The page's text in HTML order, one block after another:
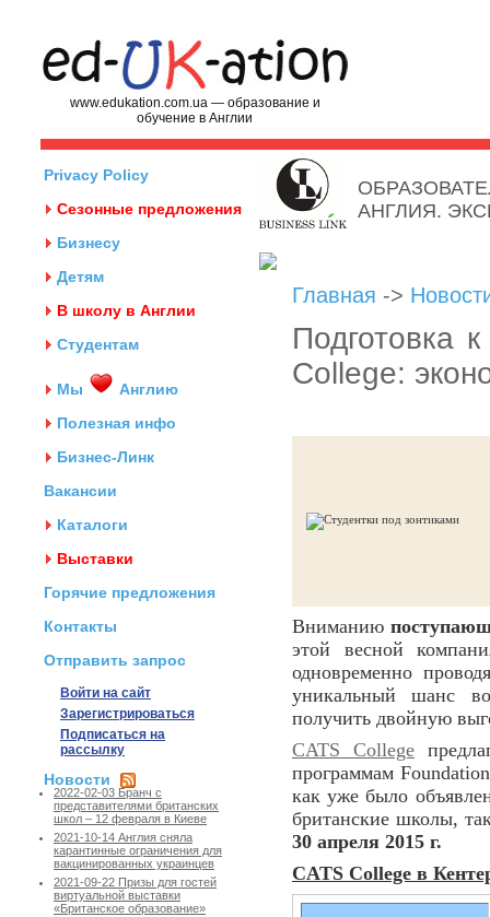
www.edukation.com.ua — образование и
обучение в Англии
Privacy Policy
Сезонные предложения
Бизнесу
Детям
В школу в Англии
Студентам
Мы
Англию
Полезная инфо
Бизнес-Линк
Вакансии
Каталоги
Выставки
Горячие предложения
Контакты
Отправить запрос
Войти на сайт
Зарегистрироваться
Подписаться на
рассылку
Новости
2022-02-03 Бранч с
представителями британских
школ – 12 февраля в Киеве
2021-10-14 Англия сняла
карантинные ограничения для
вакцинированных украинцев
2021-09-22 Призы для гостей
виртуальной выставки
«Британское образование»
АНГЛИЯ.
Главная ->
Подготовка
College:
Вниманию
этой весной
одновременно
уникальный шанс
получить двойную
CATS College
программам
как уже было
британские школы,
30 апреля 2015 г.
CATS College в